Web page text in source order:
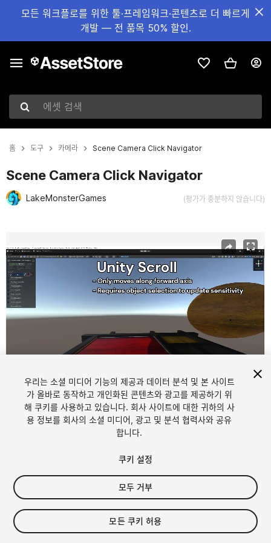
모든 워크플로를 위한 툴·프레임워크·콘텐츠로 더 빠르게
개발 — 전 품목 50% 할인.
에셋 검색
홈 도구 카메라 Scene Camera Click Navigator
Scene Camera Click Navigator
LakeMonsterGames (평가가 충분하지 않습니다)
1/11
$6
Seat
우리는 소셜 미디어 기능의 제공과 데이터 분석 및 본 사이트
가 올바로 동작하고 개인화된 콘텐츠와 광고를 제공하기 위
해 쿠키를 사용하고 있습니다. 회사 사이트에 대한 귀하의 사
용 정보를 회사의 소셜 미디어, 광고 및 분석 협력사와 공유
합니다.
쿠키 설정
모두 거부
모든 쿠키 허용